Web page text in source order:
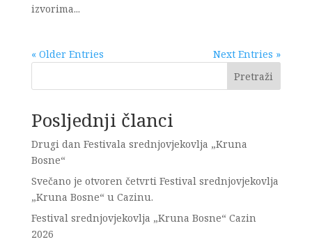
izvorima...
« Older Entries
Next Entries »
Pretraži
Posljednji članci
Drugi dan Festivala srednjovjekovlja „Kruna
Bosne“
Svečano je otvoren četvrti Festival srednjovjekovlja
„Kruna Bosne“ u Cazinu.
Festival srednjovjekovlja „Kruna Bosne“ Cazin
2026